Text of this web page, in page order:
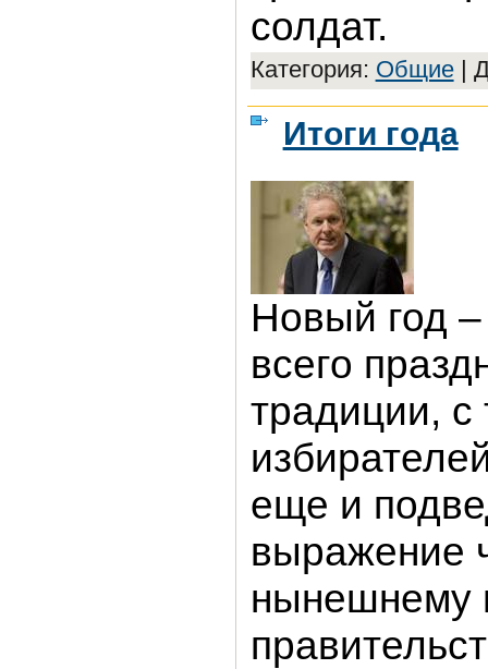
солдат.
Категория: Общие|
Итоги года
Новый год
всего
традиции, с
еще и
выражение
нынешнему